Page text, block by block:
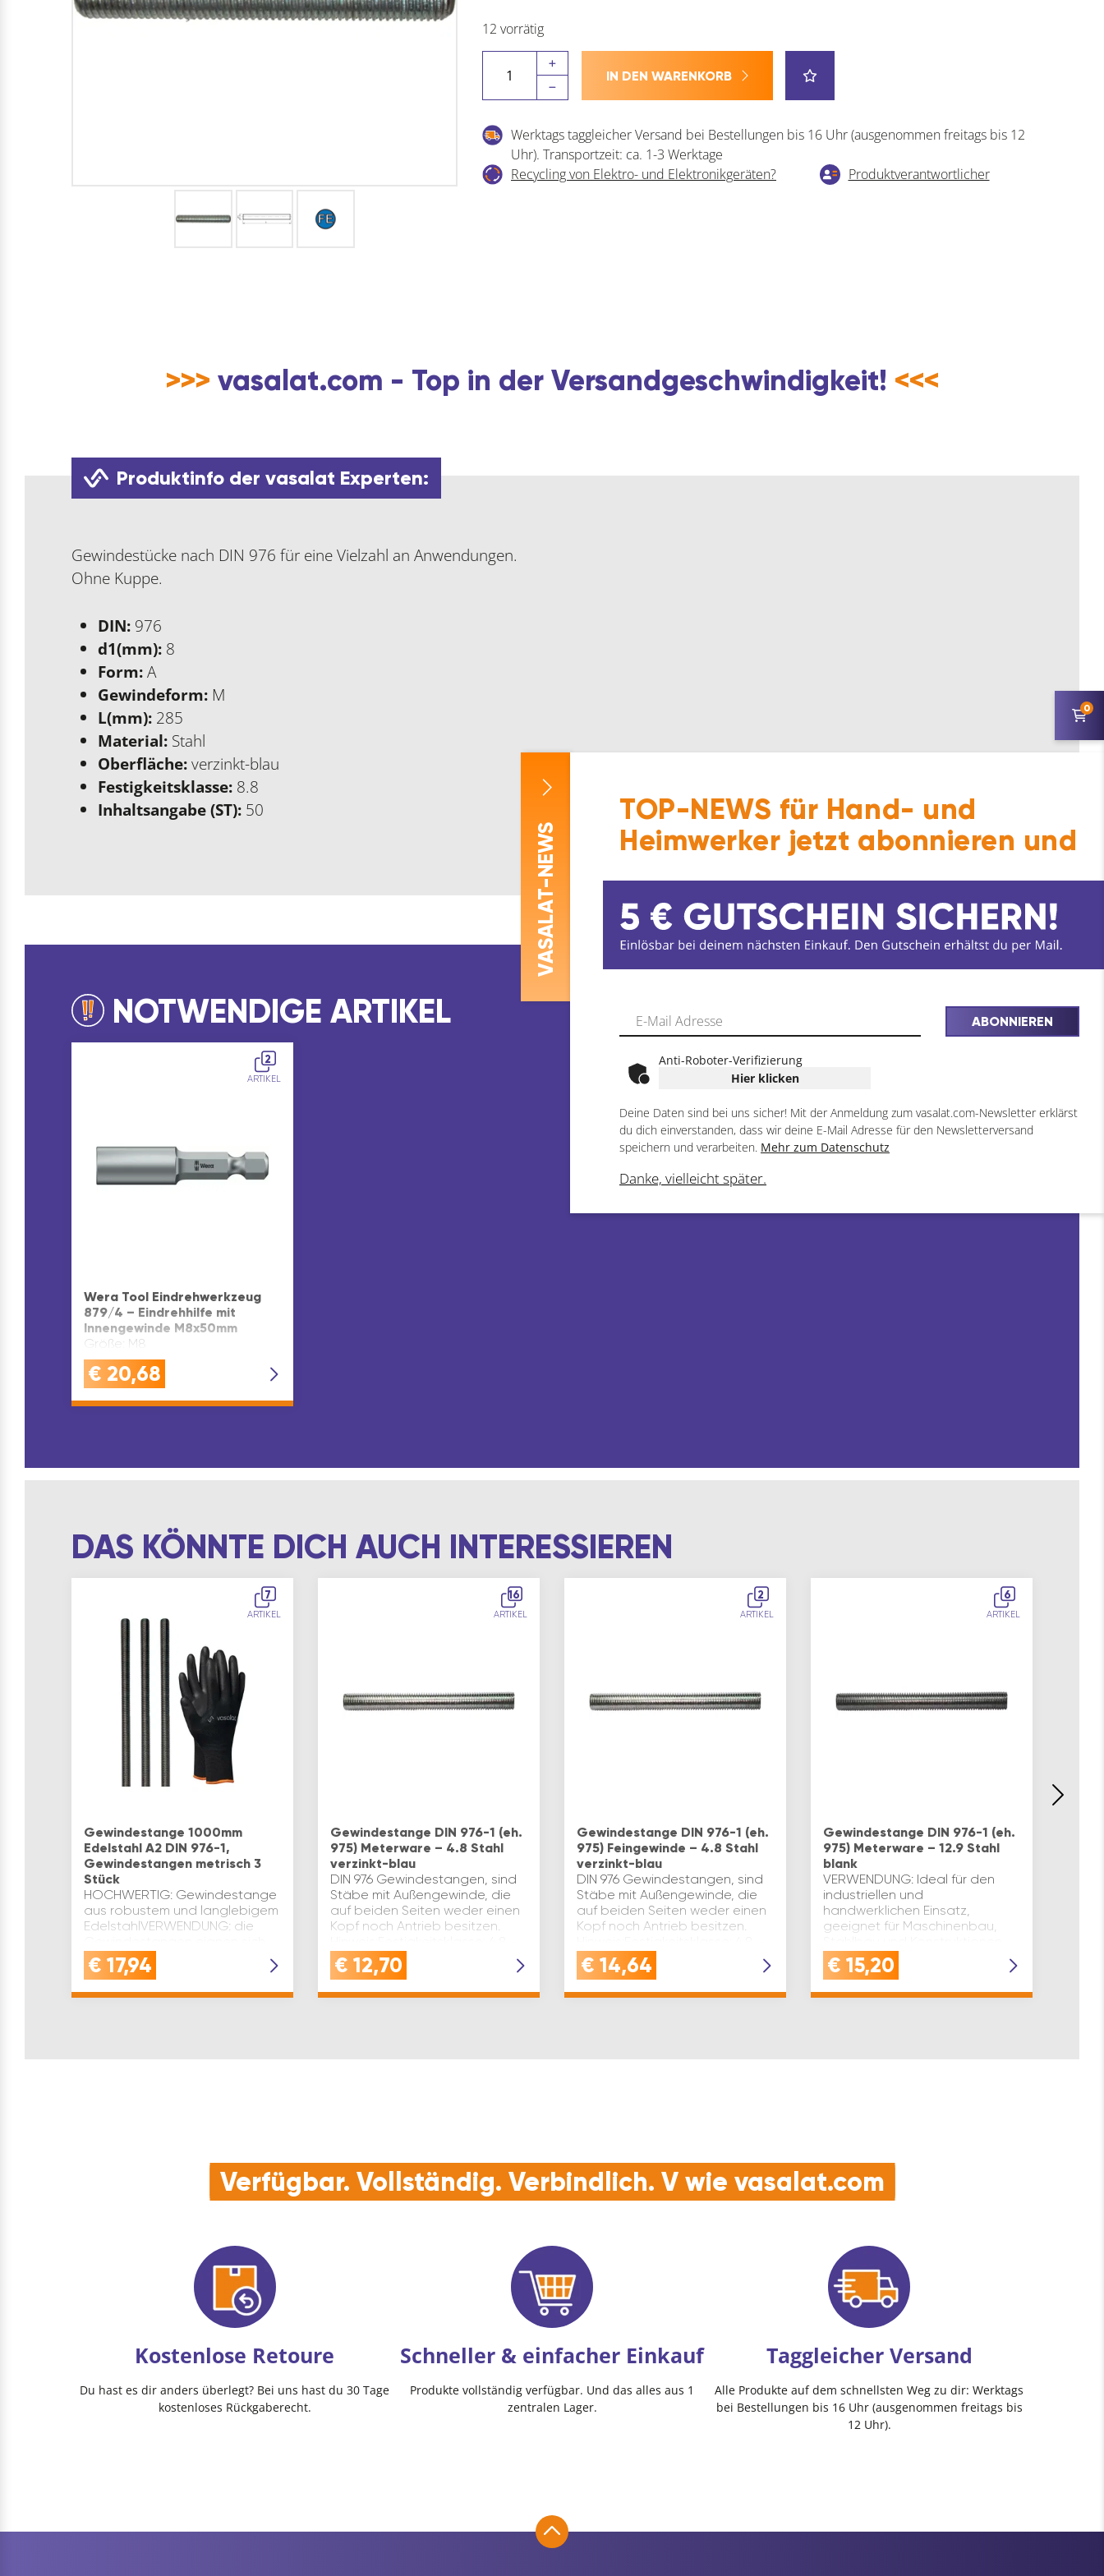
12 vorrätig
Gewindestift
(Gewindebolzen)
Form
ø
8
IN DEN WARENKORB
Werktags taggleicher Versand bei Bestellungen bis 16 Uhr (ausgenommen freitags bis 12
Uhr). Transportzeit: ca. 1-3 Werktage
Recycling von Elektro- und Elektronikgeräten?
Produktverantwortlicher
>>> vasalat.com - Top in der Versandgeschwindigkeit! <<<
Produktinfo der vasalat Experten:
Gewindestücke nach DIN 976 für eine Vielzahl an Anwendungen.
Ohne Kuppe.
DIN: 976
d1(mm): 8
Form:A
Gewindeform: M
L(mm): 285
Material: Stahl
Oberfläche:verzinkt-blau
Festigkeitsklasse: 8.8
Inhaltsangabe (ST): 50
NOTWENDIGE ARTIKEL
2
ARTIKEL
Wera Tool Eindrehwerkzeug
879/4 – Eindrehhilfe mit
Innengewinde M8x50mm
Größe: M8
€ 20,68
DAS KÖNNTE DICH AUCH INTERESSIEREN
7
ARTIKEL
Gewindestange 1000mm
Edelstahl A2 DIN 976-1,
Gewindestangen metrisch 3
Stück
HOCHWERTIG: Gewindestange
aus robustem und langlebigem
EdelstahlVERWENDUNG: die
für eine sichere Befestigung in
Kombination mit
€ 17,94
16
ARTIKEL
Gewindestange DIN 976-1 (eh.
975) Meterware – 4.8 Stahl
verzinkt-blau
DIN 976 Gewindestangen, sind
Stäbe mit Außengewinde, die
auf beiden Seiten weder einen
Kopf noch Antrieb besitzen.
5.8. Je nach Hersteller. DIN: 976
d1(mm): 1…
€ 12,70
2
ARTIKEL
Gewindestange DIN 976-1 (eh.
975) Feingewinde – 4.8 Stahl
verzinkt-blau
DIN 976 Gewindestangen, sind
Stäbe mit Außengewinde, die
auf beiden Seiten weder einen
Kopf noch Antrieb besitzen.
5.8. Je nach Hersteller. DIN: 976
d1(mm): 1…
€ 14,64
6
ARTIKEL
Gewindestange DIN 976-1 (eh.
975) Meterware – 12.9 Stahl
blank
VERWENDUNG: Ideal für den
industriellen und
handwerklichen Einsatz,
geeignet für Maschinenbau,
aller ArtQUALITÄT: Gefertigt aus
hochwertigem Stahl, blank,
€ 15,20
Verfügbar. Vollständig. Verbindlich. V wie vasalat.com
Kostenlose Retoure
Du hast es dir anders überlegt? Bei uns hast du 30 Tage
kostenloses Rückgaberecht.
Schneller & einfacher Einkauf
Produkte vollständig verfügbar. Und das alles aus 1
zentralen Lager.
Taggleicher Versand
Alle Produkte auf dem schnellsten Weg zu dir: Werktags
bei Bestellungen bis 16 Uhr (ausgenommen freitags bis
12 Uhr).
0
V
ASALAT
-NEWS
TOP-NEWS für Hand- und
Heimwerker jetzt abonnieren und
ABONNIEREN
Anti-Roboter-Verifizierung
Hier klicken
Deine Daten sind bei uns sicher! Mit der Anmeldung zum vasalat.com-Newsletter erklärst
du dich einverstanden, dass wir deine E-Mail Adresse für den Newsletterversand
speichern und verarbeiten. Mehr zum Datenschutz
Danke, vielleicht später.